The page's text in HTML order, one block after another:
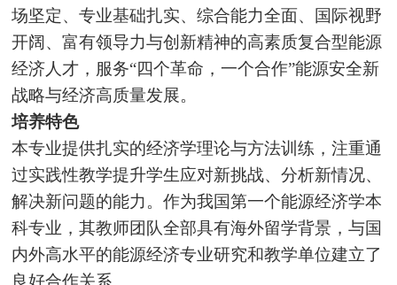
场坚定、专业基础扎实、综合能力全面、国际视野
开阔、富有领导力与创新精神的高素质复合型能源
经济人才，服务“四个革命，一个合作”能源安全新
战略与经济高质量发展。
培养特色
本专业提供扎实的经济学理论与方法训练，注重通
过实践性教学提升学生应对新挑战、分析新情况、
解决新问题的能力。作为我国第一个能源经济学本
科专业，其教师团队全部具有海外留学背景，与国
内外高水平的能源经济专业研究和教学单位建立了